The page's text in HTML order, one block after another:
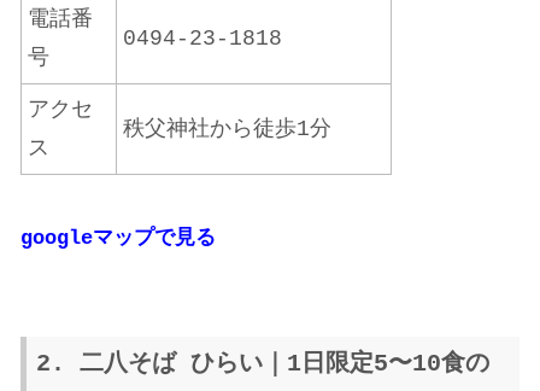
電話番
号
0494-23-1818
アクセ
ス
秩父神社から徒歩1分
googleマップで見る
2. 二八そば ひらい｜1日限定5〜10食の